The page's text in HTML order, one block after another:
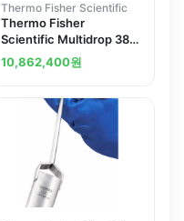
Thermo Fisher Scientific
Thermo Fisher
Scientific Multidrop 384
Reagent Dispenser 220-
240 V 50 60 Hz
10,862,400원